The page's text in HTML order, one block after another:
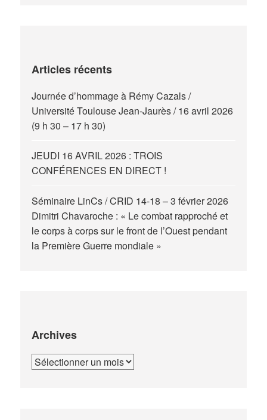
Articles récents
Journée d’hommage à Rémy Cazals /
Université Toulouse Jean-Jaurès / 16 avril 2026
(9 h 30 – 17 h 30)
JEUDI 16 AVRIL 2026 : TROIS
CONFÉRENCES EN DIRECT !
Séminaire LinCs / CRID 14-18 – 3 février 2026
Dimitri Chavaroche : « Le combat rapproché et
le corps à corps sur le front de l’Ouest pendant
la Première Guerre mondiale »
Archives
Archives